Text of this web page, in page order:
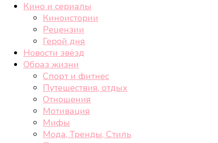
cheek-look.ru
Женский сайт о звездах и кино, а также трендах,
здоровом образе жизни, спорте, стиле, отдыхе и
Кино и сериалы
Киноистории
Рецензии
Герой дня
Новости звёзд
Образ жизни
Спорт и фитнес
Путешествия, отдых
Отношения
Мотивация
Мифы
Мода, Тренды, Стиль